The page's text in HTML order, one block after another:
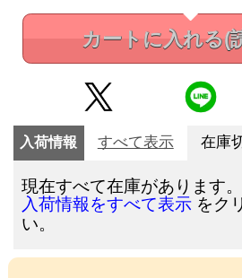
カートに入れる(
入荷情報 すべて表示 在庫
現在すべて在庫があります。
入荷情報をすべて表示 をク
い。